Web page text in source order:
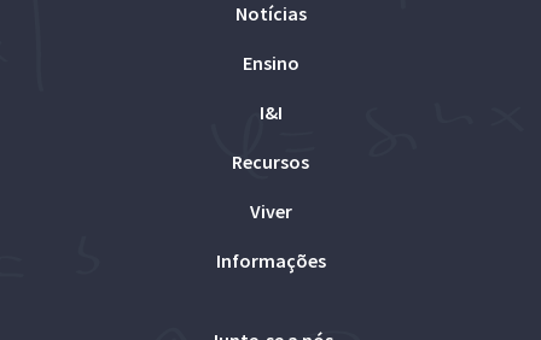
Notícias
Ensino
I&I
Recursos
Viver
Informações